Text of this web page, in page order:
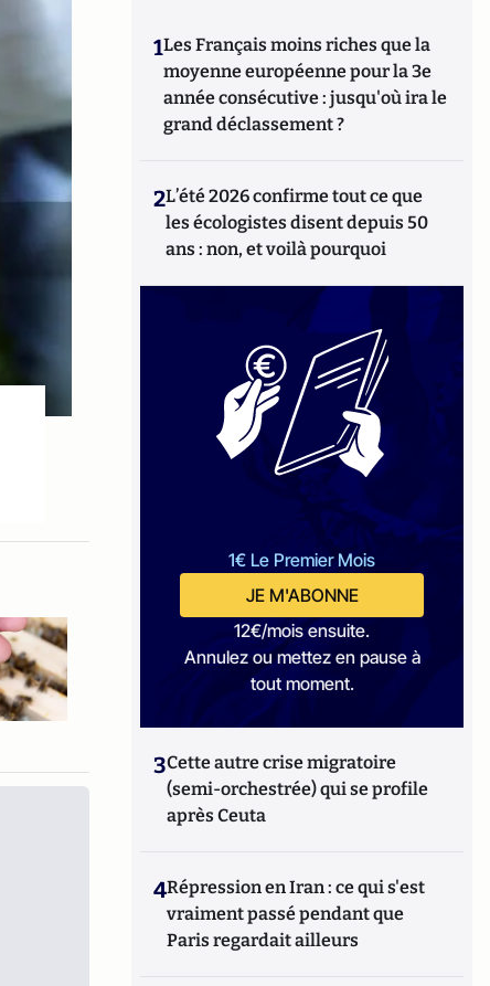
1Les Français moins riches que la
moyenne européenne pour la 3e
année consécutive : jusqu'où ira le
grand déclassement ?
2L’été 2026 confirme tout ce que
les écologistes disent depuis 50
ans : non, et voilà pourquoi
1€ Le Premier Mois
JE M'ABONNE
12€/mois ensuite.
Annulez ou mettez en pause à
tout moment.
3Cette autre crise migratoire
(semi-orchestrée) qui se profile
après Ceuta
4Répression en Iran : ce qui s'est
vraiment passé pendant que
Paris regardait ailleurs